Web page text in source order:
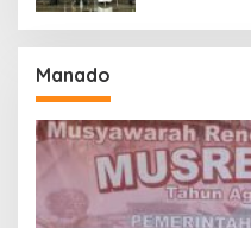
Manado